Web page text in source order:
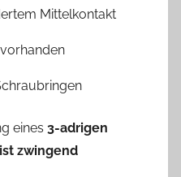
Mittelkontakt
eines 3-adrigen
zwingend